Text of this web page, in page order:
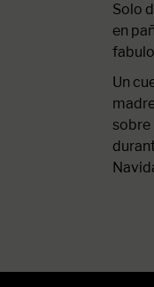
Solo
en
Un
sobre